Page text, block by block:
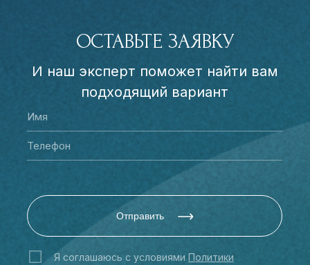
ОСТАВЬТЕ ЗАЯВКУ
И наш эксперт поможет найти вам
подходящий вариант
Я соглашаюсь с условиями Политики
Отправить